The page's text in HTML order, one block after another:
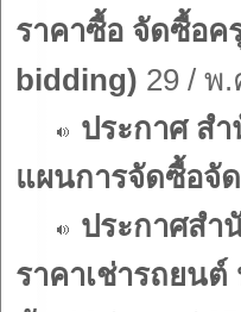
ราคาซื้อ จัดซื้อค
bidding) 29 / พ.
ประกาศ สำ
แผนการจัดซื้อจั
ประกาศสำ
ราคาเช่ารถยน